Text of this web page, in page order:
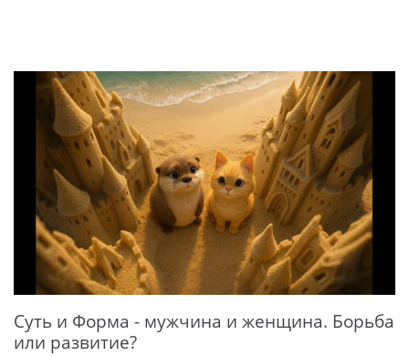
Суть и Форма - мужчина и женщина. Борьба
или развитие?